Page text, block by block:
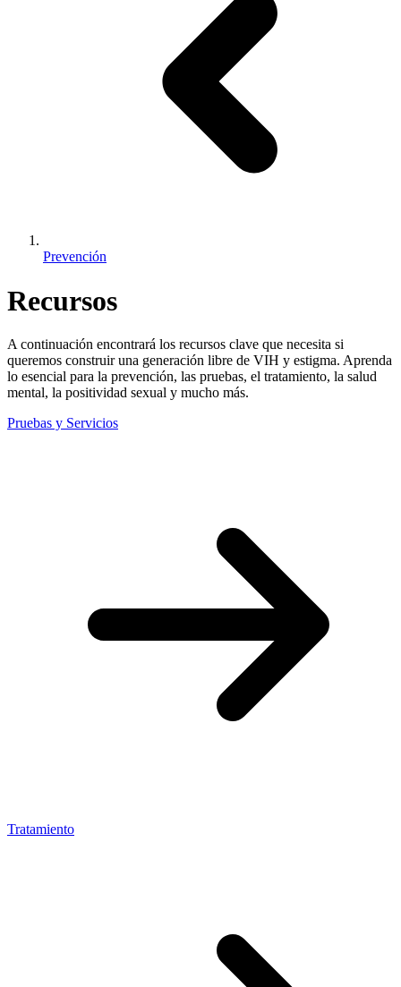
Prevención
Recursos
A continuación encontrará los recursos clave que necesita si
queremos construir una generación libre de VIH y estigma. Aprenda
lo esencial para la prevención, las pruebas, el tratamiento, la salud
mental, la positividad sexual y mucho más.
Pruebas y Servicios
Tratamiento